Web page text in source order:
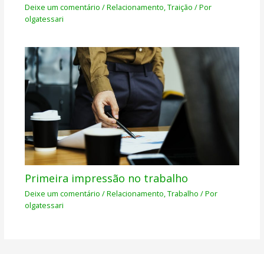
Deixe um comentário /Relacionamento,Traição / Por
olgatessari
Primeira impressão no trabalho
Deixe um comentário /Relacionamento,Trabalho / Por
olgatessari